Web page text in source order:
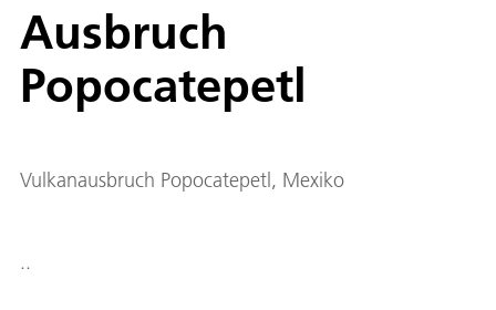
Ausbruch
Popocatepetl
Vulkanausbruch Popocatepetl, Mexiko
..